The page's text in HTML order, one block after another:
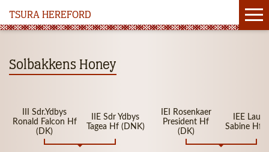
TSURA HEREFORD
Solbakkens Honey
III Sdr.Ydbys
Ronald Falcon Hf
(DK)
IIE Sdr Ydbys
Tagea Hf (DNK)
IEI Rosenkaer
President Hf
(DK)
IEE
Sabine Hf